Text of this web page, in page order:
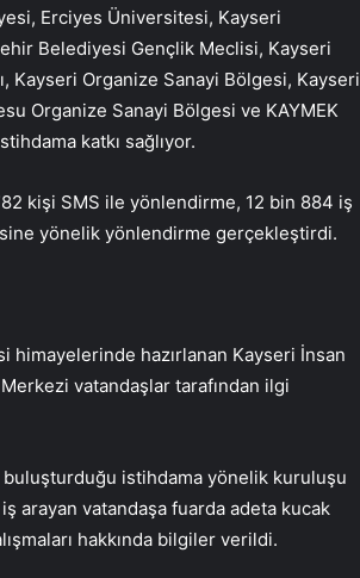
Erciyes Üniversitesi, Kayseri
Belediyesi Gençlik Meclisi, Kayseri
Kayseri Organize Sanayi Bölgesi, Kayseri
Organize Sanayi Bölgesi ve KAYMEK
katkı sağlıyor.
kişi SMS ile yönlendirme, 12 bin 884 iş
yönelik yönlendirme gerçekleştirdi.
himayelerinde hazırlanan Kayseri İnsan
vatandaşlar tarafından ilgi
istihdama yönelik kuruluşu
arayan vatandaşa fuarda adeta kucak
hakkında bilgiler verildi.